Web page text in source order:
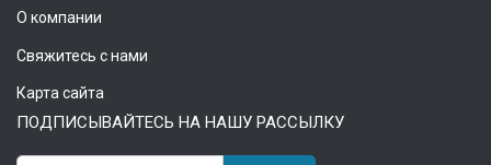
О компании
Свяжитесь с нами
Карта сайта
ПОДПИСЫВАЙТЕСЬ НА НАШУ РАССЫЛКУ